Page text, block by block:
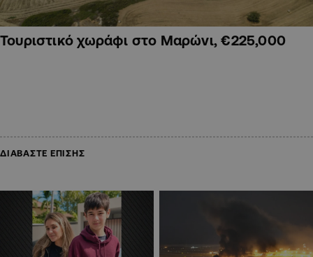
Τουριστικό χωράφι στο Μαρώνι, €225,000
ΔΙΑΒΑΣΤΕ ΕΠΙΣΗΣ